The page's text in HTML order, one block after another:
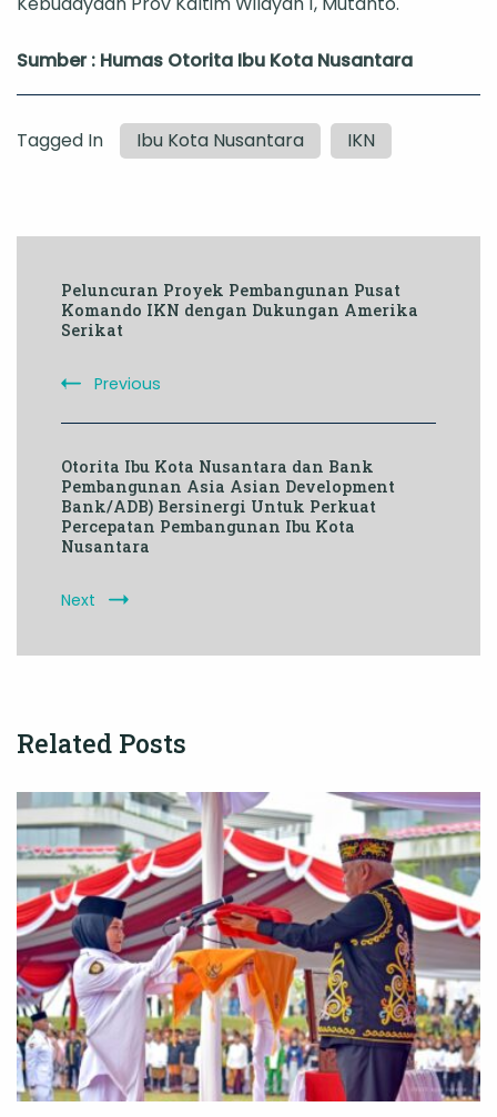
Sumber : Humas Otorita Ibu Kota Nusantara
Tagged In Ibu Kota Nusantara IKN
Navigation
Peluncuran Proyek Pembangunan Pusat
Komando IKN dengan Dukungan Amerika
Serikat
Previous
Otorita Ibu Kota Nusantara dan Bank
Pembangunan Asia Asian Development
Bank/ADB) Bersinergi Untuk Perkuat
Percepatan Pembangunan Ibu Kota
Nusantara
Next
Related Posts